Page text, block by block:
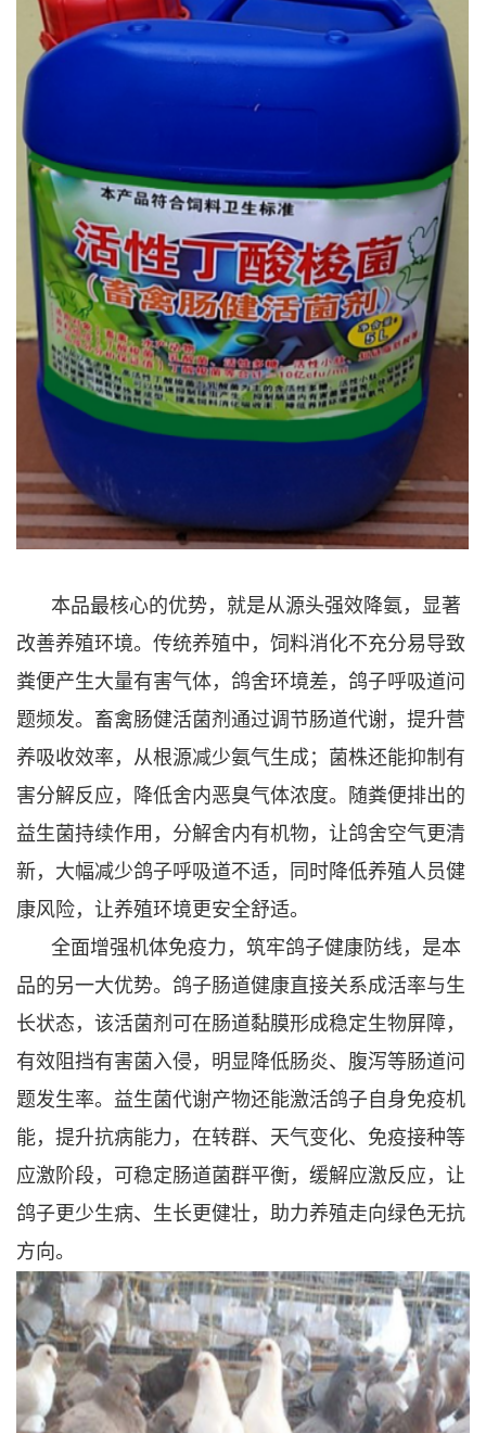
本品最核心的优势，就是从源头强效降氨，显著
改善养殖环境。传统养殖中，饲料消化不充分易导致
粪便产生大量有害气体，鸽舍环境差，鸽子呼吸道问
题频发。畜禽肠健活菌剂通过调节肠道代谢，提升营
养吸收效率，从根源减少氨气生成；菌株还能抑制有
害分解反应，降低舍内恶臭气体浓度。随粪便排出的
益生菌持续作用，分解舍内有机物，让鸽舍空气更清
新，大幅减少鸽子呼吸道不适，同时降低养殖人员健
康风险，让养殖环境更安全舒适。
全面增强机体免疫力，筑牢鸽子健康防线，是本
品的另一大优势。鸽子肠道健康直接关系成活率与生
长状态，该活菌剂可在肠道黏膜形成稳定生物屏障，
有效阻挡有害菌入侵，明显降低肠炎、腹泻等肠道问
题发生率。益生菌代谢产物还能激活鸽子自身免疫机
能，提升抗病能力，在转群、天气变化、免疫接种等
应激阶段，可稳定肠道菌群平衡，缓解应激反应，让
鸽子更少生病、生长更健壮，助力养殖走向绿色无抗
方向。